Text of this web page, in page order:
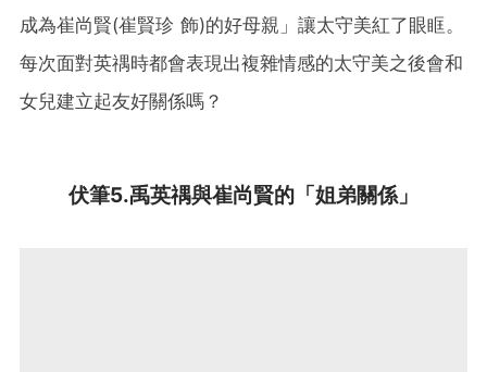
成為崔尚賢(崔賢珍 飾)的好母親」讓太守美紅了眼眶。
每次面對英禑時都會表現出複雜情感的太守美之後會和
女兒建立起友好關係嗎？
伏筆5.禹英禑與崔尚賢的「姐弟關係」